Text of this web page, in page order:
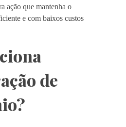
ação que mantenha o
e com baixos custos
de